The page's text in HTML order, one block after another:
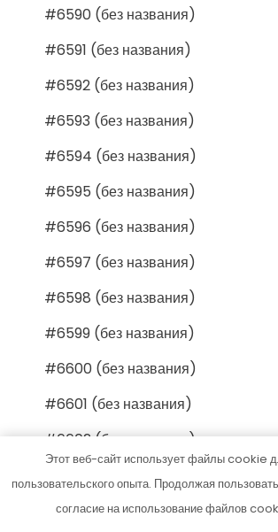
#6590 (без названия)
#6591 (без названия)
#6592 (без названия)
#6593 (без названия)
#6594 (без названия)
#6595 (без названия)
#6596 (без названия)
#6597 (без названия)
#6598 (без названия)
#6599 (без названия)
#6600 (без названия)
#6601 (без названия)
#6602 (без названия)
#6603 (без названия)
#6604 (без названия)
Этот веб-сайт использует файлы cookie
пользовательского опыта. Продолжая
согласие на использование файлов